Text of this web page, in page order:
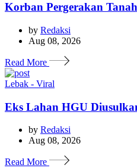
Korban Pergerakan
by Redaksi
Aug 08, 2026
Read More
Lebak - Viral
Eks Lahan HGU
by Redaksi
Aug 08, 2026
Read More